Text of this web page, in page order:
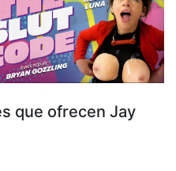
que ofrecen Jay